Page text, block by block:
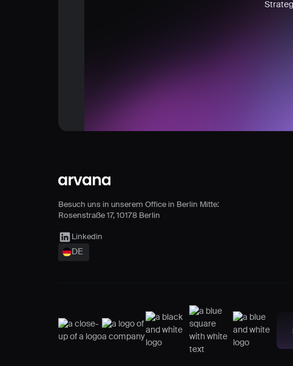
Besuch uns in unserem Office in Berlin Mitte:
Rosenstraße 17, 10178 Berlin
Linkedin
Arvana Link
DE